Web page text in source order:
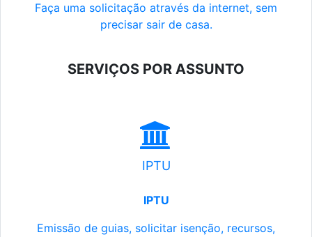
Faça uma solicitação através da internet, sem
precisar sair de casa.
SERVIÇOS POR ASSUNTO
IPTU
IPTU
Emissão de guias, solicitar isenção, recursos,